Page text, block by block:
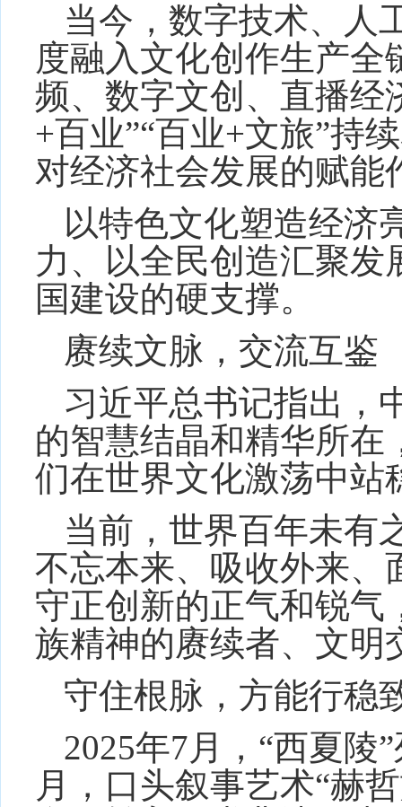
当今，数字技术、人
度融入文化创作生产
频、数字文创、直播经
+百业”“百业+文旅”持
对经济社会发展的赋能
以特色文化塑造经济
力、以全民创造汇聚
国建设的硬支撑。
赓续文脉，交流互鉴
习近平总书记指出，
的智慧结晶和精华所在
们在世界文化激荡中站
当前，世界百年未有
不忘本来、吸收外来、
守正创新的正气和锐气
族精神的赓续者、文明
守住根脉，方能行稳
2025年7月，“西夏陵
月，口头叙事艺术“赫